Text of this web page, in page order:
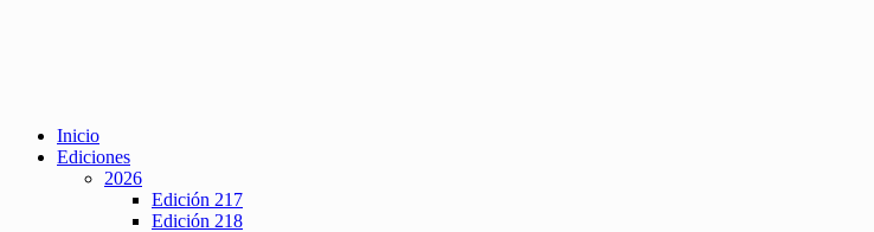
Inicio
Ediciones
2026
Edición 217
Edición 218